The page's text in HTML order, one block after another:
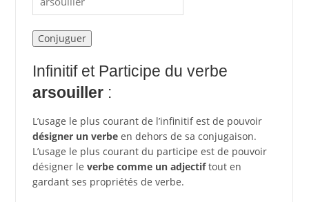
Infinitif et Participe du verbe
arsouiller:
L’usage le plus courant de l’infinitif est de pouvoir
désigner un verbeen dehors de sa conjugaison.
L’usage le plus courant du participe est de pouvoir
désigner le verbe comme un adjectiftout en
gardant ses propriétés de verbe.